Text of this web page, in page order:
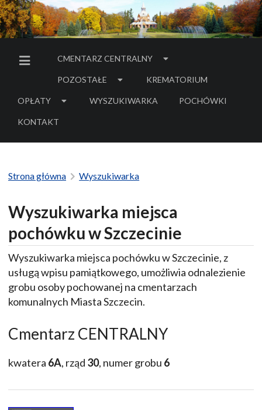
MENU BOCZNE
CMENTARZ CENTRALNY
POZOSTAŁE KREMATORIUM
OPŁATY WYSZUKIWARKA POCHÓWKI
- LINK DO SERWISU
KONTAKT
Strona główna Wyszukiwarka
Wyszukiwarka miejsca
pochówku w Szczecinie
Wyszukiwarka miejsca pochówku w Szczecinie, z
usługą wpisu pamiątkowego, umożliwia odnalezienie
grobu osoby pochowanej na cmentarzach
komunalnych Miasta Szczecin.
Cmentarz CENTRALNY
kwatera 6A, rząd 30, numer grobu 6